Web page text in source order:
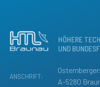
HÖHERE
UND
ANSCHRIFT:
A-5280